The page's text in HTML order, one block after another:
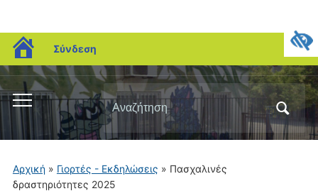
blogs.sch.gr
Σύνδεση
Εναλλαγή
του
μενού
για
κινητά
Αναζήτηση
για:
Αρχική» Γιορτές - Εκδηλώσεις » Πασχαλινές
δραστηριότητες 2025